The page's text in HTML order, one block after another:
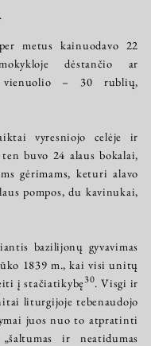
metus kainuodavo 22
dėstančio ar
vienuolio – 30 rublių,
vyresniojo celėje ir
buvo 24 alaus bokalai,
gėrimams, keturi alavo
pompos, du kavinukai,
bazilijonų gyvavimas
1839 m., kai visi unitų
į stačiatikybę30. Visgi ir
liturgijoje tebenaudojo
juos nuo to atpratinti
ir neatidumas